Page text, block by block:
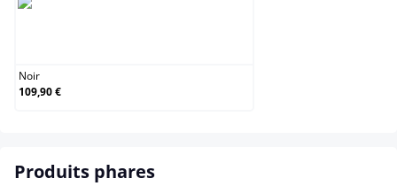
Noir
109,90 €
Produits phares